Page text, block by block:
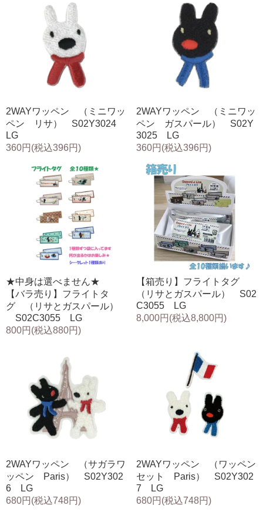
2WAYワッペン （ミニワッ
ペン リサ） S02Y3024
LG
360円(税込396円)
2WAYワッペン （ミニワッ
ペン ガスパール） S02Y
3025 LG
360円(税込396円)
★中身は選べません★
【バラ売り】フライトタ
グ （リサとガスパール）
S02C3055 LG
800円(税込880円)
【箱売り】フライトタグ
（リサとガスパール） S02
C3055 LG
8,000円(税込8,800円)
2WAYワッペン （サガラワ
ッペン Paris） S02Y302
6 LG
680円(税込748円)
2WAYワッペン （ワッペン
セット Paris） S02Y302
7 LG
680円(税込748円)